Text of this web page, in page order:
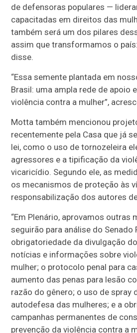
de defensoras populares —
capacitadas em direitos das
também será um dos pilares
assim que transformamos o
disse.
“Essa semente plantada em
Brasil: uma ampla rede de apoio
violência contra a mulher”,
Motta também mencionou
recentemente pela Casa que já
lei, como o uso de tornozeleira
agressores e a tipificação da
vicaricídio. Segundo ele, as
os mecanismos de proteção às
responsabilização dos autores
“Em Plenário, aprovamos outras
seguirão para análise do Senado
obrigatoriedade da divulgação
notícias e informações sobre
mulher; o protocolo penal para
aumento das penas para lesão
razão do gênero; o uso de spray
autodefesa das mulheres; e a
campanhas permanentes de
prevenção da violência contra a